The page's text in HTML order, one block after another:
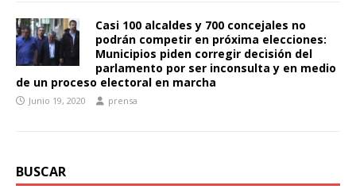
Casi 100 alcaldes y 700 concejales no
podrán competir en próxima elecciones:
Municipios piden corregir decisión del
parlamento por ser inconsulta y en medio
de un proceso electoral en marcha
Junio 19, 2020 prensa
BUSCAR